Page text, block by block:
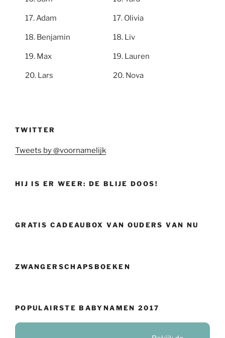
Adam
Benjamin
Max
Lars
Olivia
Liv
Lauren
Nova
TWITTER
Tweets by @voornamelijk
HIJ IS ER WEER: DE BLIJE DOOS!
GRATIS CADEAUBOX VAN OUDERS VAN NU
ZWANGERSCHAPSBOEKEN
POPULAIRSTE BABYNAMEN 2017